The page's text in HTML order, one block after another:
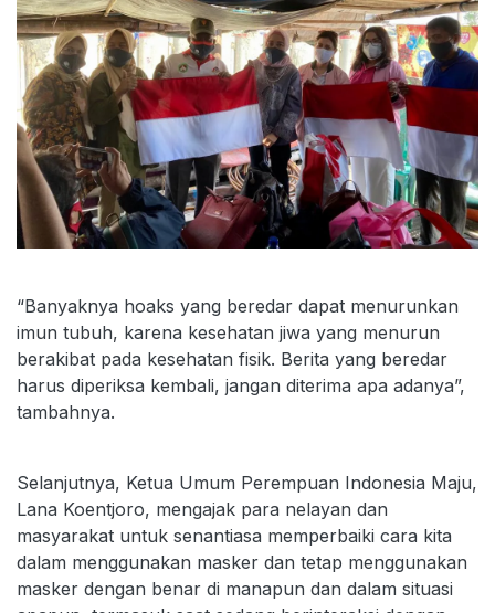
“Banyaknya hoaks yang beredar dapat menurunkan
imun tubuh, karena kesehatan jiwa yang menurun
berakibat pada kesehatan fisik. Berita yang beredar
harus diperiksa kembali, jangan diterima apa adanya”,
tambahnya.
Selanjutnya, Ketua Umum Perempuan Indonesia Maju,
Lana Koentjoro, mengajak para nelayan dan
masyarakat untuk senantiasa memperbaiki cara kita
dalam menggunakan masker dan tetap menggunakan
masker dengan benar di manapun dan dalam situasi